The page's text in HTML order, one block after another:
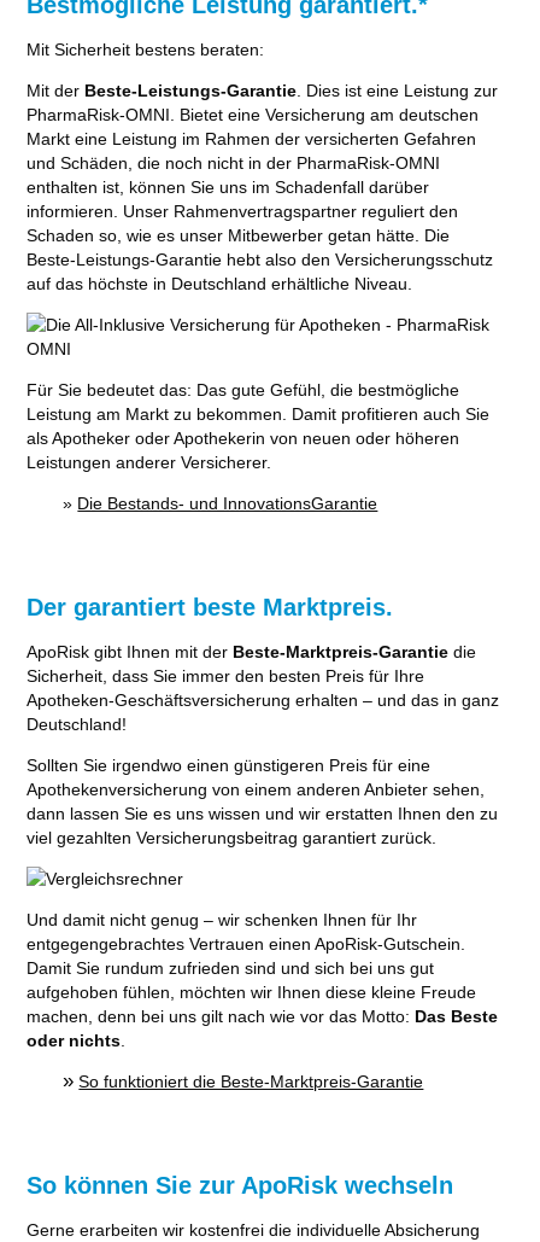
Bestmögliche Leistung garantiert.*
Mit Sicherheit bestens beraten:
Mit der Beste-Leistungs-Garantie. Dies ist eine Leistung zur
PharmaRisk-OMNI. Bietet eine Versicherung am deutschen
Markt eine Leistung im Rahmen der versicherten Gefahren
und Schäden, die noch nicht in der PharmaRisk-OMNI
enthalten ist, können Sie uns im Schadenfall darüber
informieren. Unser Rahmenvertragspartner reguliert den
Schaden so, wie es unser Mitbewerber getan hätte. Die
Beste-Leistungs-Garantie hebt also den Versicherungsschutz
auf das höchste in Deutschland erhältliche Niveau.
Für Sie bedeutet das: Das gute Gefühl, die bestmögliche
Leistung am Markt zu bekommen. Damit profitieren auch Sie
als Apotheker oder Apothekerin von neuen oder höheren
Leistungen anderer Versicherer.
» Die Bestands- und InnovationsGarantie
Der garantiert beste Marktpreis.
ApoRisk gibt Ihnen mit der Beste-Marktpreis-Garantie die
Sicherheit, dass Sie immer den besten Preis für Ihre
Apotheken-Geschäftsversicherung erhalten – und das in ganz
Deutschland!
Sollten Sie irgendwo einen günstigeren Preis für eine
Apothekenversicherung von einem anderen Anbieter sehen,
dann lassen Sie es uns wissen und wir erstatten Ihnen den zu
viel gezahlten Versicherungsbeitrag garantiert zurück.
Und damit nicht genug – wir schenken Ihnen für Ihr
entgegengebrachtes Vertrauen einen ApoRisk-Gutschein.
Damit Sie rundum zufrieden sind und sich bei uns gut
aufgehoben fühlen, möchten wir Ihnen diese kleine Freude
machen, denn bei uns gilt nach wie vor das Motto: Das Beste
oder nichts.
» So funktioniert die Beste-Marktpreis-Garantie
So können Sie zur ApoRisk wechseln
Gerne erarbeiten wir kostenfrei die individuelle Absicherung